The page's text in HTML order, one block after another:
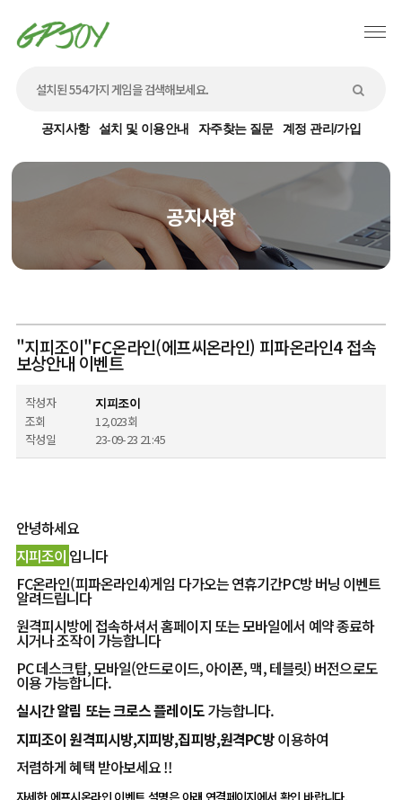
공지사항 설치 및 이용안내 자주찾는 질문 계정 관리/가입
공지사항
"지피조이"FC온라인(에프씨온라인) 피파온라인4 접속
보상안내 이벤트
작성자 지피조이
조회
12,023회
작성일
23-09-23 21:45
안녕하세요
지피조이 입니다
FC온라인(피파온라인4)게임 다가오는 연휴기간PC방 버닝 이벤트
알려드립니다
원격피시방에 접속하셔서 홈페이지 또는 모바일에서 예약 종료하
시거나 조작이 가능합니다
PC 데스크탑, 모바일(안드로이드, 아이폰, 맥, 테블릿) 버전으로도
이용 가능합니다.
실시간 알림 또는크로스 플레이도가능합니다.
지피조이 원격피시방,지피방,집피방,원격PC방이용하여
저렴하게 혜택 받아보세요 !!
자세한 에프시온라인 이벤트 설명은 아래 연결페이지에서 확인 바랍니다.